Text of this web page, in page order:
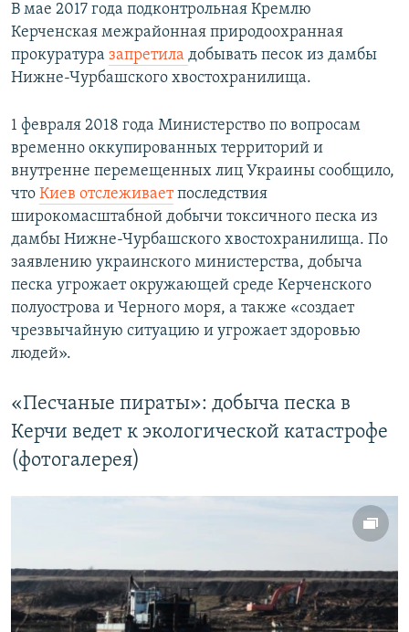
В мае 2017 года подконтрольная Кремлю
Керченская межрайонная природоохранная
прокуратура запретила добывать песок из дамбы
Нижне-Чурбашского хвостохранилища.
1 февраля 2018 года Министерство по вопросам
временно оккупированных территорий и
внутренне перемещенных лиц Украины сообщило,
что Киев отслеживаетпоследствия
широкомасштабной добычи токсичного песка из
дамбы Нижне-Чурбашского хвостохранилища. По
заявлению украинского министерства, добыча
песка угрожает окружающей среде Керченского
полуострова и Черного моря, а также «создает
чрезвычайную ситуацию и угрожает здоровью
людей».
«Песчаные пираты»: добыча песка в
Керчи ведет к экологической катастрофе
(фотогалерея)